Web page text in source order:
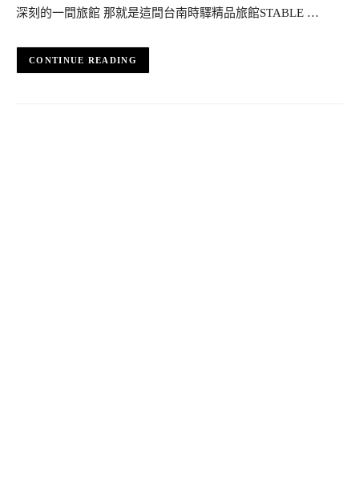
深刻的一間旅館 那就是這間台南時驛精品旅館STABLE …
CONTINUE READING